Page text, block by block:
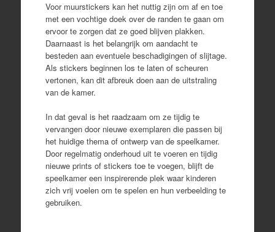
Voor muurstickers kan het nuttig zijn om af en toe
met een vochtige doek over de randen te gaan om
ervoor te zorgen dat ze goed blijven plakken.
Daarnaast is het belangrijk om aandacht te
besteden aan eventuele beschadigingen of slijtage.
Als stickers beginnen los te laten of scheuren
vertonen, kan dit afbreuk doen aan de uitstraling
van de kamer.
In dat geval is het raadzaam om ze tijdig te
vervangen door nieuwe exemplaren die passen bij
het huidige thema of ontwerp van de speelkamer.
Door regelmatig onderhoud uit te voeren en tijdig
nieuwe prints of stickers toe te voegen, blijft de
speelkamer een inspirerende plek waar kinderen
zich vrij voelen om te spelen en hun verbeelding te
gebruiken.